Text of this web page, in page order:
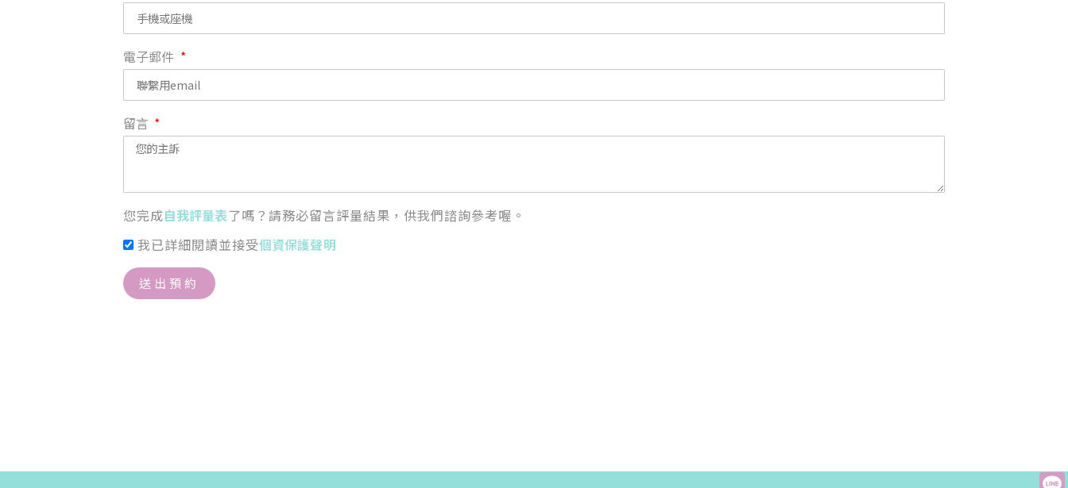
電子郵件
留言
您完成自我評量表了嗎？請務必留言評量結果，供我們諮詢參考喔。
我已詳細閱讀並接受個資保護聲明
送出預約
戶名: 社團法人台灣自律神經健康培訓暨發展協會